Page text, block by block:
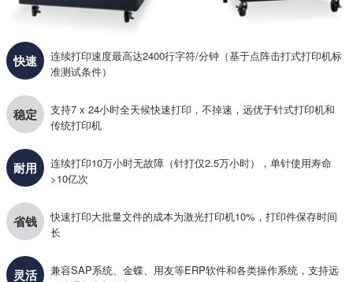
快速
连续打印速度最高达2400行字符/分钟（基于点阵击打式打印机标
准测试条件）
稳定
支持7 x 24小时全天候快速打印，不掉速，远优于针式打印机和
传统打印机
耐用
连续打印10万小时无故障（针打仅2.5万小时），单针使用寿命
>10亿次
省钱
快速打印大批量文件的成本为激光打印机10%，打印件保存时间
长
灵活
兼容SAP系统、金蝶、用友等ERP软件和各类操作系统，支持远